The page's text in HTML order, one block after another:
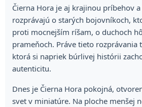
Čierna Hora je aj krajinou príbehov
rozprávajú o starých bojovníkoch,
proti mocnejším ríšam, o duchoch
prameňoch. Práve tieto rozprávania
ktorá si napriek búrlivej histórii
autenticitu.
Dnes je Čierna Hora pokojná,
svet v miniatúre. Na ploche menšej